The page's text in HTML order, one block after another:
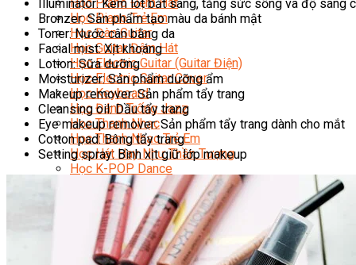
Học Piano Trẻ Em
Học Đàn Guitar
Học Guitar Đệm Hát
Học Electric Guitar (Guitar Điện)
Học Electric Guitar Cover
Học Keyboard
Học Đánh Trống Jazz
Học Thanh Nhạc
Học Thanh Nhạc Trẻ Em
Học Hát Hay Như Thần Tượng
Học K-POP Dance
Học Nhảy Hiện Đại
Chuyên Đề Tiktok Dance
Kỹ Thuật – Công Nghệ
Kỹ Thuật Viên Điện – Nước – Điện Lạnh Dân Dụng
Kỹ Thuật Viên Điện Lạnh Ô Tô
Kỹ Thuật Viên Điện – Điện Tử Ô Tô Cơ Bản
Illuminator: Kem lót bắt sáng, tăng sức sống và độ sáng
Bronzer: Sản phẩm tạo màu da bánh mật
Toner: Nước cân bằng da
Facial mist: Xịt khoáng
Lotion: Sữa dưỡng
Moisturizer: Sản phẩm dưỡng ẩm
Makeup remover: Sản phẩm tẩy trang
Cleansing oil: Dầu tẩy trang
Eye makeup remover: Sản phẩm tẩy trang dành cho mắt
Cotton pad: Bông tẩy trang
Setting spray: Bình xịt giữ lớp makeup